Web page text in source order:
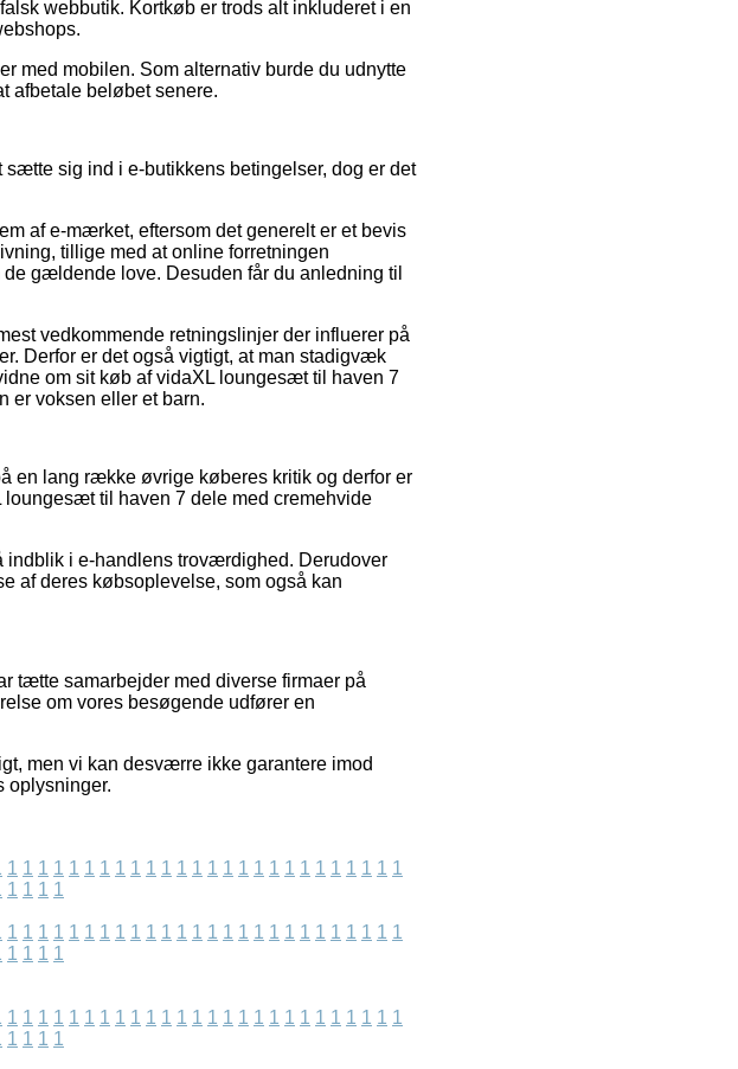
webbutik. Kortkøb er trods alt inkluderet i en
med mobilen. Som alternativ burde du udnytte
afbetale beløbet senere.
sig ind i e-butikkens betingelser, dog er det
af e-mærket, eftersom det generelt er et bevis
tillige med at online forretningen
gældende love. Desuden får du anledning til
vedkommende retningslinjer der influerer på
Derfor er det også vigtigt, at man stadigvæk
om sit køb af vidaXL loungesæt til haven 7
er voksen eller et barn.
en lang række øvrige køberes kritik og derfor er
loungesæt til haven 7 dele med cremehvide
indblik i e-handlens troværdighed. Derudover
af deres købsoplevelse, som også kan
tætte samarbejder med diverse firmaer på
om vores besøgende udfører en
men vi kan desværre ikke garantere imod
oplysninger.
1 1 1 1 1 1 1 1 1 1 1 1 1 1 1 1 1 1 1 1 1 1 1 1 1 1
1 1 1 1
1 1 1 1 1 1 1 1 1 1 1 1 1 1 1 1 1 1 1 1 1 1 1 1 1 1
1 1 1 1
1 1 1 1 1 1 1 1 1 1 1 1 1 1 1 1 1 1 1 1 1 1 1 1 1 1
1 1 1 1